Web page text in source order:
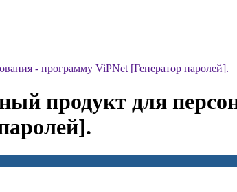
- программу ViPNet [Генератор паролей].
продукт для